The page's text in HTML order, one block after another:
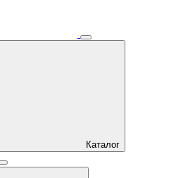
Каталог